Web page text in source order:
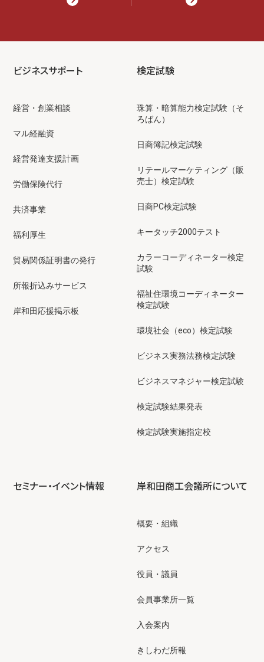
ビジネスサポート
経営・創業相談
マル経融資
経営発達支援計画
労働保険代行
共済事業
福利厚生
貿易関係証明書の発行
所報折込みサービス
岸和田応援掲示板
検定試験
珠算・暗算能力検定試験（そ
ろばん）
日商簿記検定試験
リテールマーケティング（販
売士）検定試験
日商PC検定試験
キータッチ2000テスト
カラーコーディネーター検定
試験
福祉住環境コーディネーター
検定試験
環境社会（eco）検定試験
ビジネス実務法務検定試験
ビジネスマネジャー検定試験
検定試験結果発表
検定試験実施指定校
セミナー・イベント情報 岸和田商工会議所について
概要・組織
アクセス
役員・議員
会員事業所一覧
入会案内
きしわだ所報